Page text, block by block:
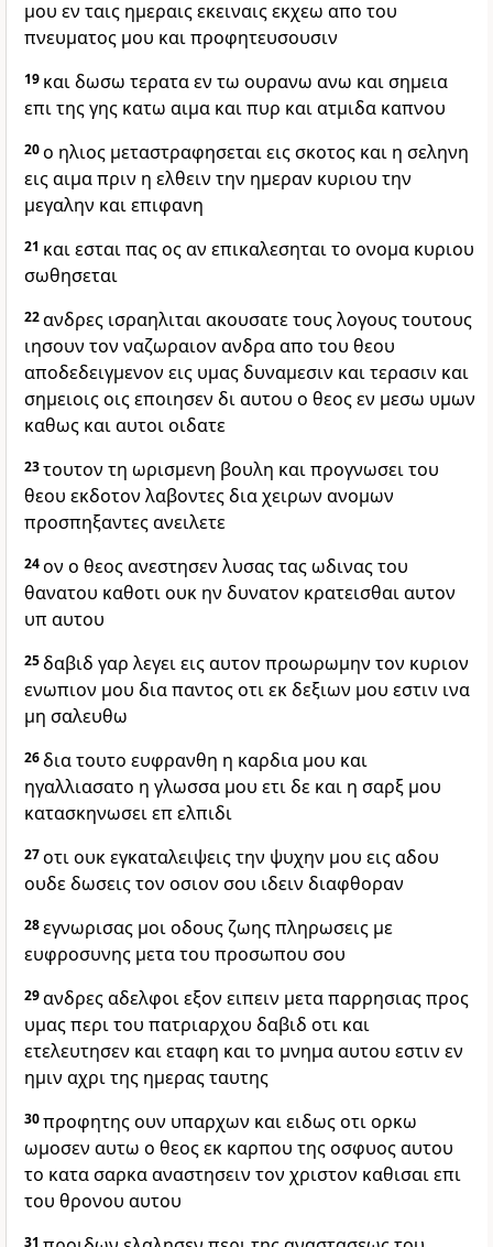
μου εν ταις ημεραις εκειναις εκχεω απο του
πνευματος μου και προφητευσουσιν
19 και δωσω τερατα εν τω ουρανω ανω και σημεια
επι της γης κατω αιμα και πυρ και ατμιδα καπνου
20ο ηλιος μεταστραφησεται εις σκοτος και η σεληνη
εις αιμα πριν η ελθειν την ημεραν κυριου την
μεγαλην και επιφανη
21 και εσται πας ος αν επικαλεσηται το ονομα κυριου
σωθησεται
22ανδρες ισραηλιται ακουσατε τους λογους τουτους
ιησουν τον ναζωραιον ανδρα απο του θεου
αποδεδειγμενον εις υμας δυναμεσιν και τερασιν και
σημειοις οις εποιησεν δι αυτου ο θεος εν μεσω υμων
καθως και αυτοι οιδατε
23τουτον τη ωρισμενη βουλη και προγνωσει του
θεου εκδοτον λαβοντες δια χειρων ανομων
προσπηξαντες ανειλετε
24ον ο θεος ανεστησεν λυσας τας ωδινας του
θανατου καθοτι ουκ ην δυνατον κρατεισθαι αυτον
υπ αυτου
25δαβιδ γαρ λεγει εις αυτον προωρωμην τον κυριον
ενωπιον μου δια παντος οτι εκ δεξιων μου εστιν ινα
μη σαλευθω
26δια τουτο ευφρανθη η καρδια μου και
ηγαλλιασατο η γλωσσα μου ετι δε και η σαρξ μου
κατασκηνωσει επ ελπιδι
27οτι ουκ εγκαταλειψεις την ψυχην μου εις αδου
ουδε δωσεις τον οσιον σου ιδειν διαφθοραν
28εγνωρισας μοι οδους ζωης πληρωσεις με
ευφροσυνης μετα του προσωπου σου
29ανδρες αδελφοι εξον ειπειν μετα παρρησιας προς
υμας περι του πατριαρχου δαβιδ οτι και
ετελευτησεν και εταφη και το μνημα αυτου εστιν εν
ημιν αχρι της ημερας ταυτης
30προφητης ουν υπαρχων και ειδως οτι ορκω
ωμοσεν αυτω ο θεος εκ καρπου της οσφυος αυτου
το κατα σαρκα αναστησειν τον χριστον καθισαι επι
του θρονου αυτου
31